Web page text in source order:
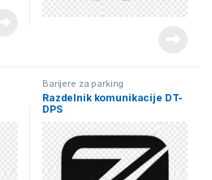
Barijere za parking
Razdelnik komunikacije DT-
DPS